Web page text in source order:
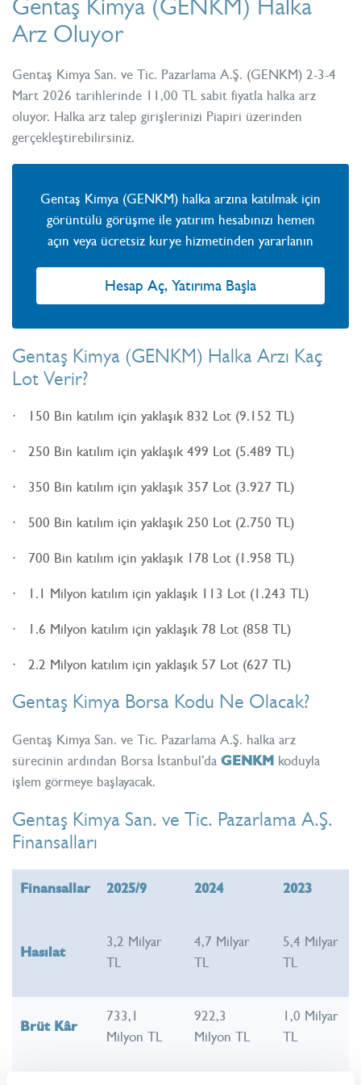
Gentaş Kimya (GENKM) Halka
Arz Oluyor
Gentaş Kimya San. ve Tic. Pazarlama A.Ş. (GENKM) 2-3-4
Mart 2026 tarihlerinde 11,00 TL sabit fiyatla halka arz
oluyor. Halka arz talep girişlerinizi Piapiri üzerinden
gerçekleştirebilirsiniz.
Gentaş Kimya (GENKM) halka arzına katılmak için
görüntülü görüşme ile yatırım hesabınızı hemen
açın veya ücretsiz kurye hizmetinden yararlanın
Hesap Aç, Yatırıma Başla
Gentaş Kimya (GENKM) Halka Arzı Kaç
Lot Verir?
150 Bin katılım için yaklaşık 832 Lot (9.152 TL)
250 Bin katılım için yaklaşık 499 Lot (5.489 TL)
350 Bin katılım için yaklaşık 357 Lot (3.927 TL)
500 Bin katılım için yaklaşık 250 Lot (2.750 TL)
700 Bin katılım için yaklaşık 178 Lot (1.958 TL)
1.1 Milyon katılım için yaklaşık 113 Lot (1.243 TL)
1.6 Milyon katılım için yaklaşık 78 Lot (858 TL)
2.2 Milyon katılım için yaklaşık 57 Lot (627 TL)
Gentaş Kimya Borsa Kodu Ne Olacak?
Gentaş Kimya San. ve Tic. Pazarlama A.Ş. halka arz
sürecinin ardından Borsa İstanbul’da GENKM koduyla
işlem görmeye başlayacak.
Gentaş Kimya San. ve Tic. Pazarlama A.Ş.
Finansalları
Finansallar 2025/9 2024 2023
Hasılat
3,2 Milyar
TL
4,7 Milyar
TL
5,4 Milyar
TL
Brüt Kâr
733,1
Milyon TL
922,3
Milyon TL
1,0 Milyar
TL